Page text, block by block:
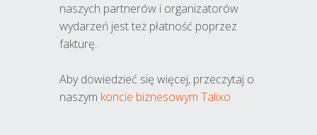
naszych partnerów i organizatorów
wydarzeń jest też płatność poprzez
fakturę.
Aby dowiedzieć się więcej, przeczytaj o
naszym koncie biznesowym Talixo